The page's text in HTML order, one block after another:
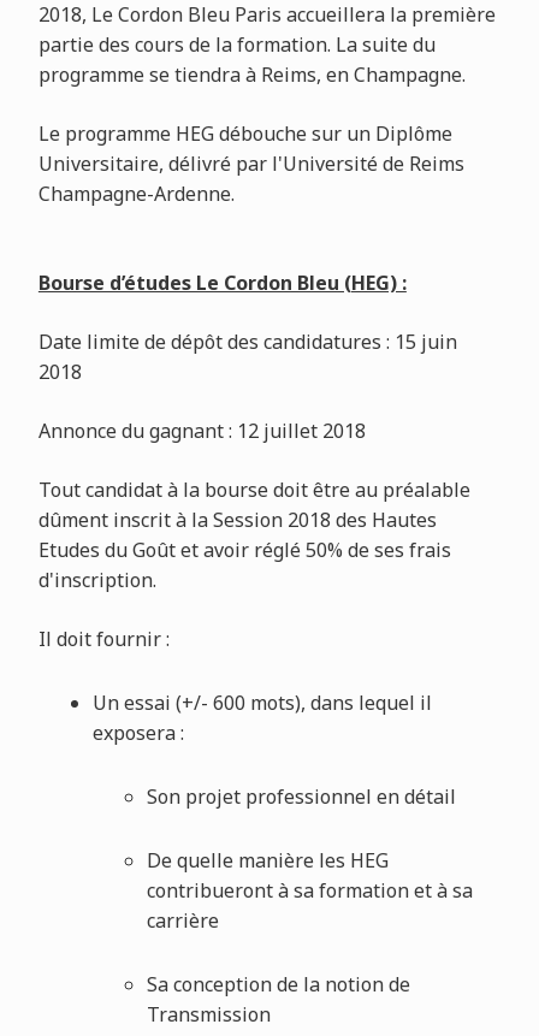
2018, Le Cordon Bleu Paris accueillera la première
partie des cours de la formation. La suite du
programme se tiendra à Reims, en Champagne.
Le programme HEG débouche sur un Diplôme
Universitaire, délivré par l'Université de Reims
Champagne-Ardenne.
Bourse d’études Le Cordon Bleu (HEG) :
Date limite de dépôt des candidatures : 15 juin
2018
Annonce du gagnant : 12 juillet 2018
Tout candidat à la bourse doit être au préalable
dûment inscrit à la Session 2018 des Hautes
Etudes du Goût et avoir réglé 50% de ses frais
d'inscription.
Il doit fournir :
Un essai (+/- 600 mots), dans lequel il
exposera :
Son projet professionnel en détail
De quelle manière les HEG
contribueront à sa formation et à sa
carrière
Sa conception de la notion de
Transmission